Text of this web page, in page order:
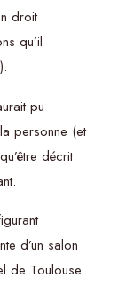
droit
qu’il
).
pu
personne (et
décrit
d’un salon
de Toulouse